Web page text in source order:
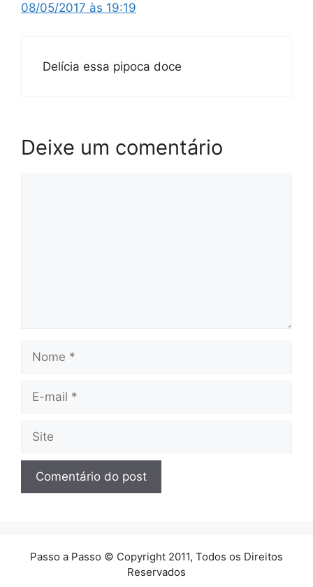
08/05/2017 às 19:19
Delícia essa pipoca doce
Deixe um comentário
Nome
Site
Passo a Passo © Copyright 2011, Todos os Direitos
Reservados